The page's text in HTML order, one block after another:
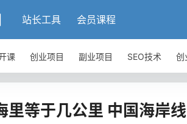
站长工具 会员课程
课 创业项目 副业项目 SEO技术 创
里等于几公里 中国海岸